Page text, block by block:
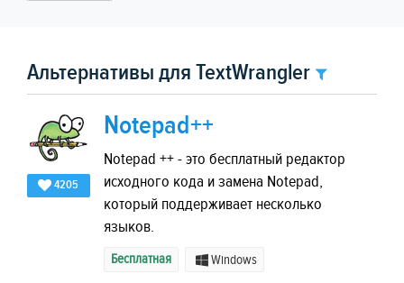
Альтернативы для TextWrangler
4205
Notepad++
Notepad ++ - это бесплатный редактор
исходного кода и замена Notepad,
который поддерживает несколько
языков.
Бесплатная Windows